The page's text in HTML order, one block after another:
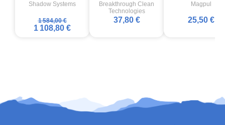
Shadow Systems
1 584,00 €
1 108,80 €
Breakthrough Clean
Technologies
37,80 €
Magpul
25,50 €